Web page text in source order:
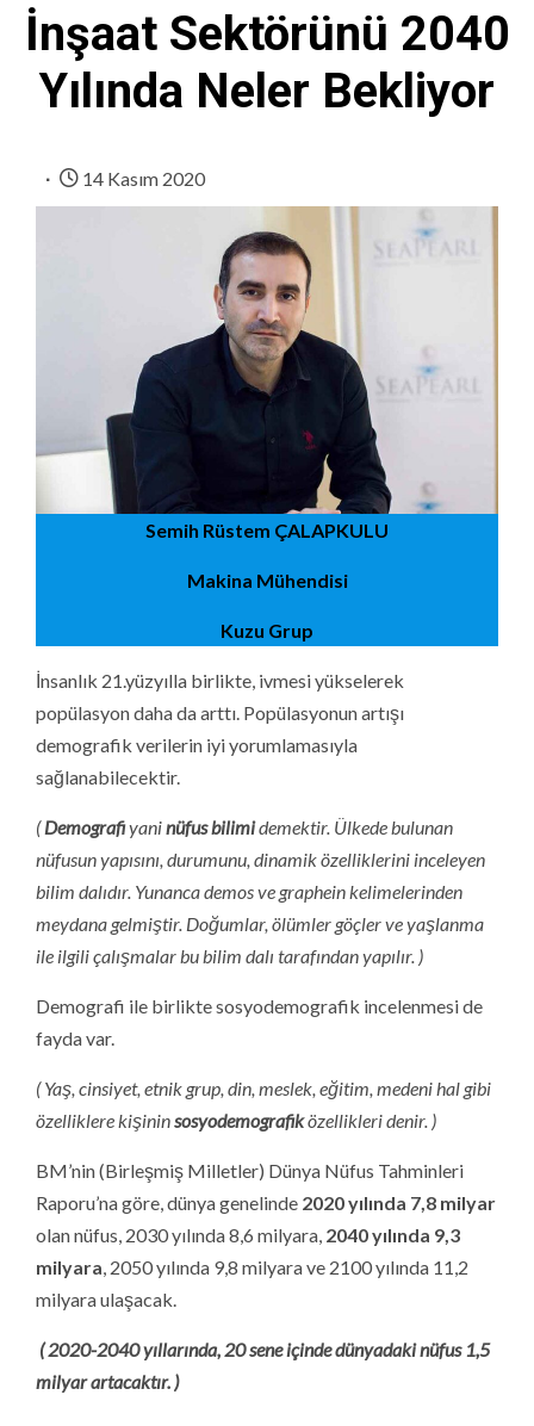
İnşaat Sektörünü 2040
Yılında Neler Bekliyor
14 Kasım 2020
Semih Rüstem ÇALAPKULU
Makina Mühendisi
Kuzu Grup
İnsanlık 21.yüzyılla birlikte, ivmesi yükselerek
popülasyon daha da arttı. Popülasyonun artışı
demografik verilerin iyi yorumlamasıyla
sağlanabilecektir.
(Demografiyaninüfus bilimidemektir. Ülkede bulunan
nüfusun yapısını, durumunu, dinamik özelliklerini inceleyen
bilim dalıdır. Yunanca demos ve graphein kelimelerinden
meydana gelmiştir. Doğumlar, ölümler göçler ve yaşlanma
ile ilgili çalışmalar bu bilim dalı tarafından yapılır. )
Demografi ile birlikte sosyodemografik incelenmesi de
fayda var.
( Yaş, cinsiyet, etnik grup, din, meslek, eğitim, medeni hal gibi
özelliklere kişininsosyodemografiközellikleri denir. )
BM’nin (Birleşmiş Milletler) Dünya Nüfus Tahminleri
Raporu’na göre, dünya genelinde 2020 yılında 7,8 milyar
olan nüfus, 2030 yılında 8,6 milyara, 2040 yılında 9,3
milyara, 2050 yılında 9,8 milyara ve 2100 yılında 11,2
milyara ulaşacak.
( 2020-2040 yıllarında, 20 sene içinde dünyadaki nüfus 1,5
milyar artacaktır. )